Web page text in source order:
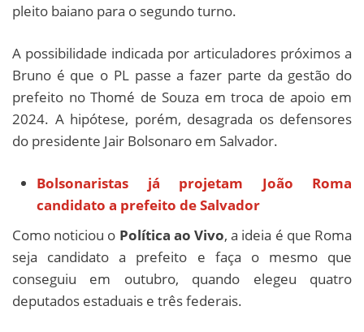
pleito baiano para o segundo turno.
A possibilidade indicada por articuladores próximos a
Bruno é que o PL passe a fazer parte da gestão do
prefeito no Thomé de Souza em troca de apoio em
2024. A hipótese, porém, desagrada os defensores
do presidente Jair Bolsonaro em Salvador.
Bolsonaristas já projetam João Roma
candidato a prefeito de Salvador
Como noticiou o Política ao Vivo, a ideia é que Roma
seja candidato a prefeito e faça o mesmo que
conseguiu em outubro, quando elegeu quatro
deputados estaduais e três federais.